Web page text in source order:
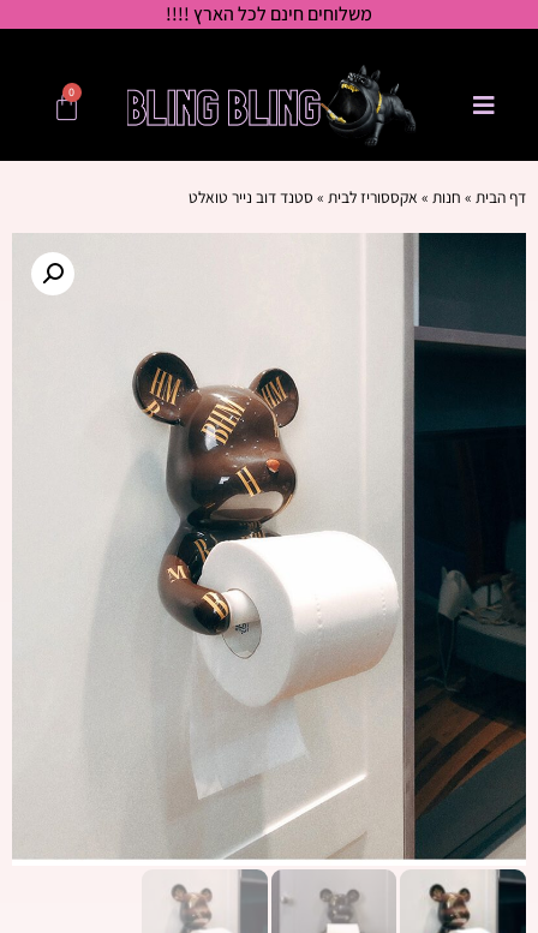
משלוחים חינם לכל הארץ !!!!
0
דף הבית » חנות » אקססוריז לבית » סטנד דוב נייר טואלט